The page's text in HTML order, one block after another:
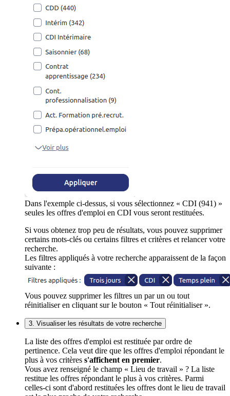
Dans l'exemple ci-dessus, si vous sélectionnez « CDI (941) »
seules les offres d'emploi en CDI vous seront restituées.
Si vous obtenez trop peu de résultats, vous pouvez supprimer
certains mots-clés ou certains filtres et critères et relancer votre
recherche.
Les filtres appliqués à votre recherche apparaissent de la façon
suivante :
Vous pouvez supprimer les filtres un par un ou tout
réinitialiser en cliquant sur le bouton « Tout réinitialiser ».
3. Visualiser les résultats de votre recherche
La liste des offres d'emploi est restituée par ordre de
pertinence. Cela veut dire que les offres d'emploi répondant le
plus à vos critères s'affichent en premier.
Vous avez renseigné le champ « Lieu de travail » ? La liste
restitue les offres répondant le plus à vos critères. Parmi
celles-ci sont d'abord restituées les offres dont le lieu de travail